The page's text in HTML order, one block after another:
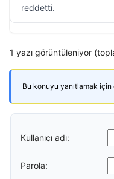
reddetti.
1 yazı görüntüleniyor
Bu konuyu yanıtlamak için
Kullanıcı adı:
Parola: